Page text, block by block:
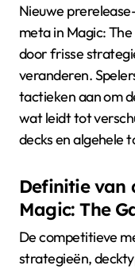
Nieuwe
meta in Magic:
door frisse
veranderen.
tactieken aan om
wat leidt tot
decks en algehele
Definitie van
Magic: The
De competitieve
strategieën,